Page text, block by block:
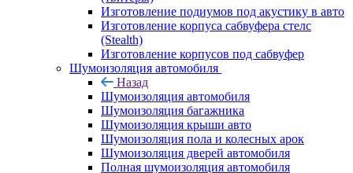
Изготовление подиумов под акустику в авто
Изготовление корпуса сабвуфера стелс
(Stealth)
Изготовление корпусов под сабвуфер
Шумоизоляция автомобиля
Назад
Шумоизоляция автомобиля
Шумоизоляция багажника
Шумоизоляция крыши авто
Шумоизоляция пола и колесных арок
Шумоизоляция дверей автомобиля
Полная шумоизоляция автомобиля